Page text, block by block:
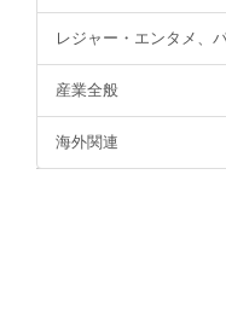
レジャー・エンタメ、
産業全般
海外関連